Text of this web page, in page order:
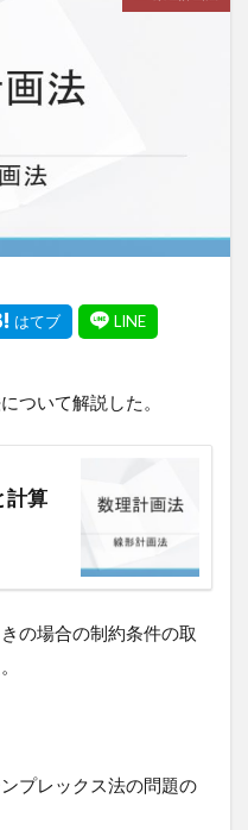
ついて解説した。
計算
の場合の制約条件の取
プレックス法の問題の